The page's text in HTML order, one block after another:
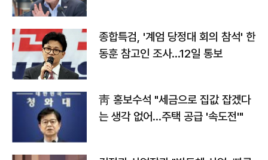
종합특검, '계엄 당정대 회의 참석' 한
동훈 참고인 조사...12일 통보
靑 홍보수석 "세금으로 집값 잡겠다
는 생각 없어…주택 공급 '속도전'"